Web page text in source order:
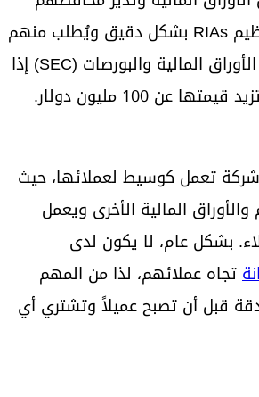
الاستثمارية. يتم تنظيم RIAs بشكل دقيق ويُطلب منهم
التسجيل لدى هيئة الأوراق المالية والبورصات (SEC) إذا
عن 100 مليون دولار.
تعمل كوسيط لعملائها، حيث
المالية الأخرى ويعمل
بشكل عام، لا يكون لدى
تجاه عملائهم، لذا من المهم
قبل أن تصبح عميلاً وتشتري أي